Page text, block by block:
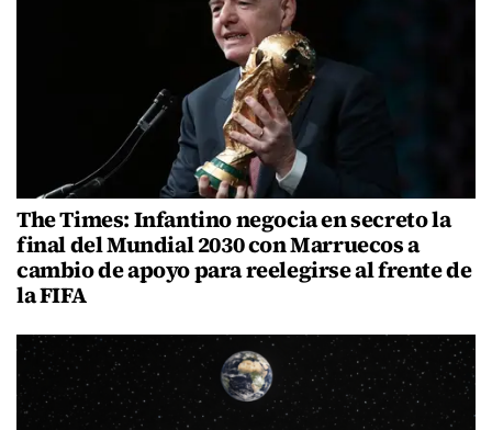
The Times: Infantino negocia en secreto la
final del Mundial 2030 con Marruecos a
cambio de apoyo para reelegirse al frente de
la FIFA